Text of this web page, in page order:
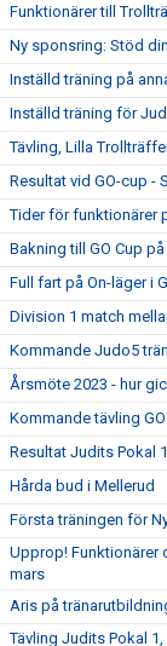
Funktionärer till
Ny sponsring: Stöd
Inställd träning på
Inställd träning för
Tävling, Lilla
Resultat vid GO-cup -
Tider för funktionärer
Bakning till GO Cup
Full fart på On-läger i
Division 1 match
Kommande Judo5
Årsmöte 2023 - hur
Kommande tävling
Resultat Judits Pokal 1
Hårda bud i Mellerud
Första träningen för
Upprop! Funktionärer
mars
Aris på
Tävling Judits Pokal